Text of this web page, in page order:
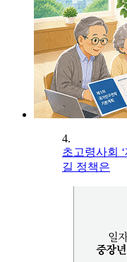
4.
초고령사회
길 정책은